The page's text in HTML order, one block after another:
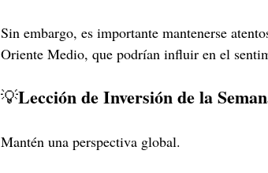
Sin embargo, es importante mantenerse
Oriente Medio, que podrían influir en el
💡Lección de Inversión de la
Mantén una perspectiva global.